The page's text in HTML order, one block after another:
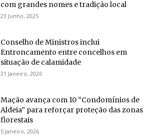
com grandes nomes e tradição local
23 Junho, 2025
Conselho de Ministros inclui
Entroncamento entre concelhos em
situação de calamidade
31 Janeiro, 2026
Mação avança com 10 “Condomínios de
Aldeia” para reforçar proteção das zonas
florestais
5 Janeiro, 2026